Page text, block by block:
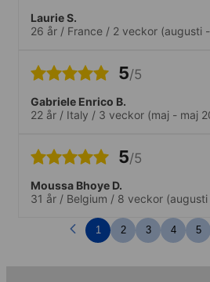
Laurie S.
26 år / France / 2 veckor (augusti
5/5
Gabriele Enrico B.
22 år / Italy / 3 veckor (maj - maj
5/5
Moussa Bhoye D.
31 år / Belgium / 8 veckor
1 2 3 4 5